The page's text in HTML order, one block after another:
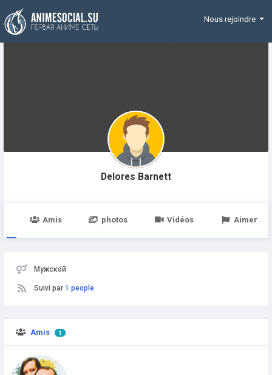
Funding
Nous rejoindre
Delores Barnett
Amis photos Vidéos Aimer
Мужской
Suivi par 1 people
Amis 1